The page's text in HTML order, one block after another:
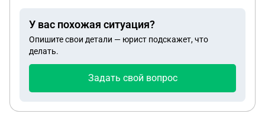
У вас похожая ситуация?
Опишите свои детали — юрист подскажет, что
делать.
Задать свой вопрос